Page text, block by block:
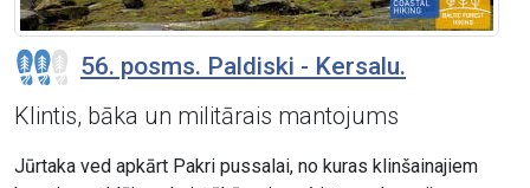
56. posms. Paldiski - Kersalu.
Klintis, bāka un militārais mantojums
Jūrtaka ved apkārt Pakri pussalai, no kuras klinšainajiem